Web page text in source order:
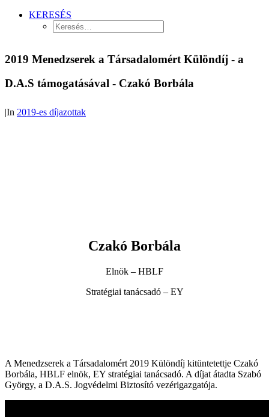
KERESÉS
2019 Menedzserek a Társadalomért Különdíj - a
D.A.S támogatásával - Czakó Borbála
|In 2019-es díjazottak
Czakó Borbála
Elnök – HBLF
Stratégiai tanácsadó – EY
A Menedzserek a Társadalomért 2019 Különdíj kitüntetettje Czakó
Borbála, HBLF elnök, EY stratégiai tanácsadó. A díjat átadta Szabó
György, a D.A.S. Jogvédelmi Biztosító vezérigazgatója.